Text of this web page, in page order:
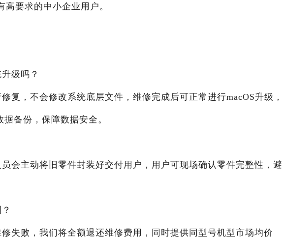
要求的中小企业用户。
级吗？
复，不会修改系统底层文件，维修完成后可正常进行macOS升级，
备份，保障数据安全。
会主动将旧零件封装好交付用户，用户可现场确认零件完整性，避
失败，我们将全额退还维修费用，同时提供同型号机型市场均价